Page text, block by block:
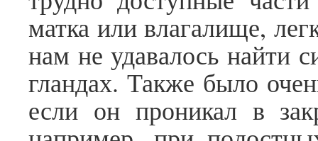
матка или влагалище,
нам не удавалось найти
гландах. Также было
если он проникал в